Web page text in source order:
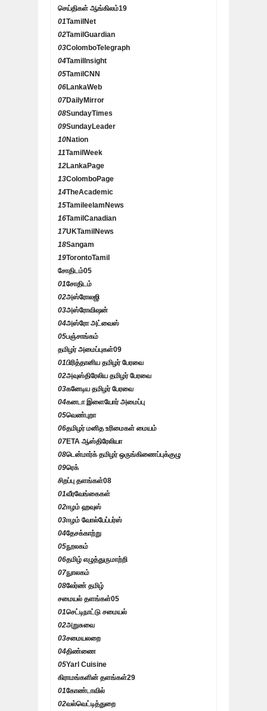
செய்திகள் ஆங்கிலம்19
01TamilNet
02TamilGuardian
03ColomboTelegraph
04TamilInsight
05TamilCNN
06LankaWeb
07DailyMirror
08SundayTimes
09SundayLeader
10Nation
11TamilWeek
12LankaPage
13ColomboPage
14TheAcademic
15TamileelamNews
16TamilCanadian
17UKTamilNews
18Sangam
19TorontoTamil
சோதிடம்05
01சோதிடம்
02அஸ்ரோலஜி
03அஸ்ரோவிஷன்
04அஸ்ரோ அட்வைஸ்
05பஞ்சாங்கம்
தமிழர் அமைப்புகள்09
01பிரித்தானிய தமிழர் பேரவை
02அவுஸ்திரேலிய தமிழர் பேரவை
03கனேடிய தமிழர் பேரவை
04கனடா இளையோர் அமைப்பு
05வெண்புறா
06தமிழர் மனித உரிமைகள் மையம்
07ETA ஆஸ்திரேலியா
08டென்மார்க் தமிழர் ஒருங்கிணைப்புக்குழு
09ரெக்
சிறப்பு தளங்கள்08
01வீரவேங்கைகள்
02ஈழம் ஹவுஸ்
03ஈழம் வோல்பேப்பர்ஸ்
04தேசக்காற்று
05நூலகம்
06தமிழ் எழுத்துருமாற்றி
07நுாலகம்
08லேர்ண் தமிழ்
சமையல் தளங்கள்05
01செட்டிநாட்டு சமையல்
02அறுசுவை
03சமையலறை
04திண்ணை
05Yarl Cuisine
கிராமங்களின் தளங்கள்29
01கோண்டாவில்
02வல்வெட்டித்துறை